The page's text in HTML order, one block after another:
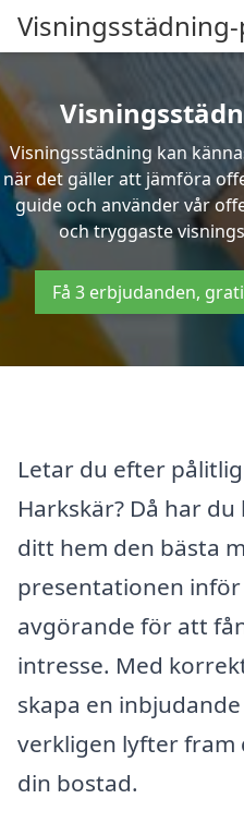
Visningsstädning kan
när det gäller att jämföra
guide och använder vår
och tryggaste
Få 3 erbjudanden,
Letar du efter
Harkskär? Då har
ditt hem den bästa
presentationen
avgörande för att
intresse. Med
skapa en
verkligen lyfter fram
din bostad.